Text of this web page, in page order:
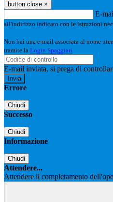
button close ×
E-
all'indirizzo indicato con le istruzioni
Non hai una e-mail associata al nome
tramite la Login Spaggiari
E-mail inviata, si prega di
Errore
Chiudi
Successo
Chiudi
Informazione
Chiudi
Attendere...
Attendere il completamento